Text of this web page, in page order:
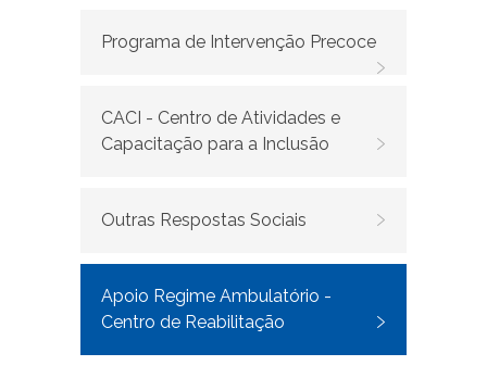
Programa de Intervenção Precoce
CACI - Centro de Atividades e
Capacitação para a Inclusão
Outras Respostas Sociais
Apoio Regime Ambulatório -
Centro de Reabilitação